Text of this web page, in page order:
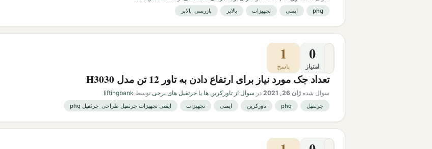
phq ایمنی تجهیزات بالابر بازرسی_بالابر
0
امتیاز
1
پاسخ
تعداد جک مورد نیاز برای ارتفاع دادن به تاور 12 تن مدل H3030
سوال شده ژان 26, 2021 در سوال از تاورکرین ها یا جرثقیل های برجی توسط liftingbank
جرثقیل phq تاورکرین ایمنی تجهیزات ایمنی تجهیزات جرثقیل طراحی_جرثقیل phq